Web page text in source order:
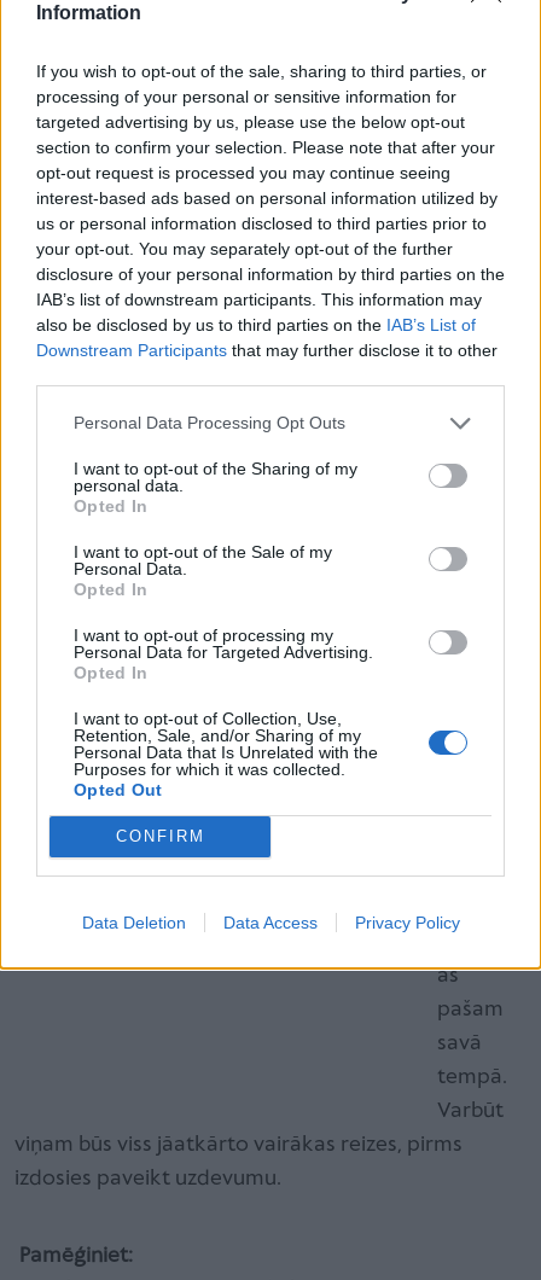
Information
If you wish to opt-out of the sale, sharing to third parties, or
processing of your personal or sensitive information for
targeted advertising by us, please use the below opt-out
section to confirm your selection. Please note that after your
opt-out request is processed you may continue seeing
interest-based ads based on personal information utilized by
us or personal information disclosed to third parties prior to
your opt-out. You may separately opt-out of the further
disclosure of your personal information by third parties on the
IAB’s list of downstream participants. This information may
also be disclosed by us to third parties on the IAB’s List of
Downstream Participants that may further disclose it to other
Personal Data Processing Opt Outs
I want to opt-out of the Sharing of my
personal data.
Opted In
I want to opt-out of the Sale of my
Personal Data.
Opted In
I want to opt-out of processing my
Personal Data for Targeted Advertising.
Opted In
I want to opt-out of Collection, Use,
Retention, Sale, and/or Sharing of my
Personal Data that Is Unrelated with the
Purposes for which it was collected.
Opted Out
CONFIRM
Data Deletion Data Access Privacy Policy
4. Kad visa lapa ir noklāta ar zilo šķidrumu,
5. Kamēr žūst lapa, uz citas lapas uztaisiet bērna
plaukst nospiedumus. Kad tie nožūst, izgrieziet.
6. Paņemiet vienu no izgrieztajiem plaukstu
nospiedumiem un palūdziet bērnam uzklāt līmi uz
nenokrāsotās figūras puses.
7. Ļaujiet bērnam piespiest izgriesto plaukstas attēlu
pie zilā, krāsotā papīra paša izvēlētā vietā.
8. Paņemiet citu nospiedumu, kas izkrāsots citā tonī,
un piespiediet to uz pirmās plaukstas ar nelielu
nobīdi, raugoties, lai visi pirksti būtuu vērsti vienā
virzienā.
9. Ja jums ir trešā krāsa, atkārtojiet darbības ar to.
10. Pirkstiem uz nospieduma vajadzētu izskatīties
11. Ļaujiet bērnam pagatavot vairākas zivis, kas
aizpilda zilo laukumu.
12. Parādiet viņam, kā ar flomasteriem iezīmēt zivīm
ļaujot bērnam apbrīnot savu veikumu.
stiet, ka
ās
pašam
savā
tempā.
Varbūt
viņam būs viss jāatkārto vairākas reizes, pirms
izdosies paveikt uzdevumu.
Pamēģiniet: